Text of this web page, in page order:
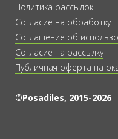
Политика рассылок
Согласие на обработку
Соглашение об
Согласие на рассылку
Публичная оферта на
©Posadiles, 2015-2026